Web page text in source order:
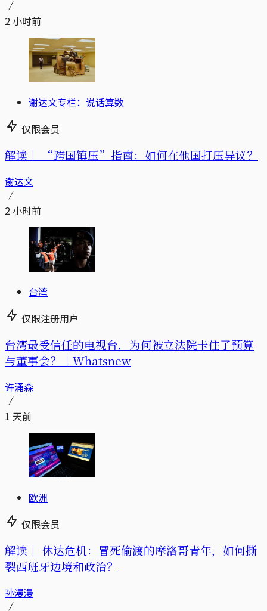
2 小时前
谢达文专栏：说话算数
仅限会员
解读｜ “跨国镇压”指南：如何在他国打压异议？
谢达文
2 小时前
台湾
仅限注册用户
台湾最受信任的电视台，为何被立法院卡住了预算
与董事会？｜Whatsnew
许涌森
1 天前
欧洲
仅限会员
解读｜ 休达危机：冒死偷渡的摩洛哥青年，如何撕
裂西班牙边境和政治？
孙漫漫